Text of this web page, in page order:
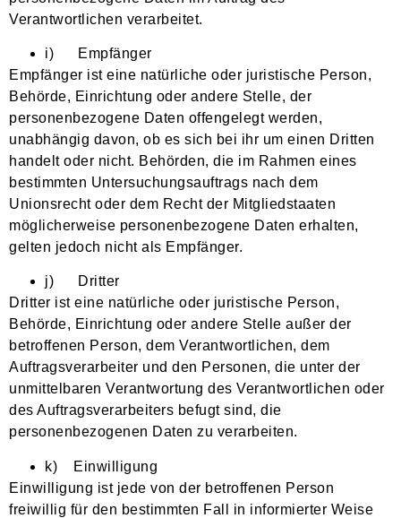
Verantwortlichen verarbeitet.
i) Empfänger
Empfänger ist eine natürliche oder juristische Person,
Behörde, Einrichtung oder andere Stelle, der
personenbezogene Daten offengelegt werden,
unabhängig davon, ob es sich bei ihr um einen Dritten
handelt oder nicht. Behörden, die im Rahmen eines
bestimmten Untersuchungsauftrags nach dem
Unionsrecht oder dem Recht der Mitgliedstaaten
möglicherweise personenbezogene Daten erhalten,
gelten jedoch nicht als Empfänger.
j) Dritter
Dritter ist eine natürliche oder juristische Person,
Behörde, Einrichtung oder andere Stelle außer der
betroffenen Person, dem Verantwortlichen, dem
Auftragsverarbeiter und den Personen, die unter der
unmittelbaren Verantwortung des Verantwortlichen oder
des Auftragsverarbeiters befugt sind, die
personenbezogenen Daten zu verarbeiten.
k) Einwilligung
Einwilligung ist jede von der betroffenen Person
freiwillig für den bestimmten Fall in informierter Weise